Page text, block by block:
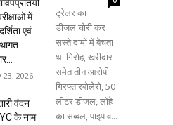
में
एवं
23, 2026
वंदन
के नाम
ट्रेलर का
डीजल चोरी कर
सस्ते दामों में बेचता
था गिरोह, खरीदार
समेत तीन आरोपी
गिरफ्तारबोलेरो, 50
लीटर डीजल, लोहे
का सब्बल, पाइप व...